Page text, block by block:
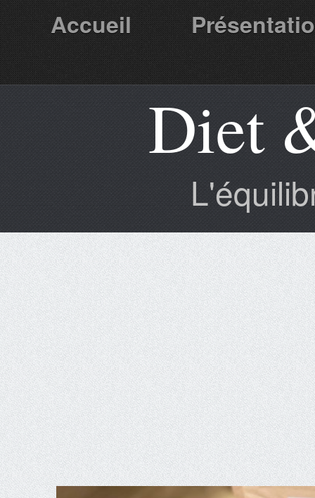
Accueil
Partenaires Diet